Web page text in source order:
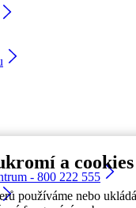
a cookies
používáme nebo
- 800 222 555